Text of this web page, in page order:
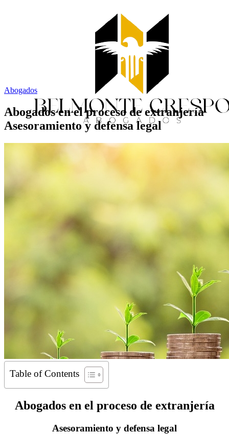
Abogados
Abogados en el proceso de extranjería
Asesoramiento y defensa legal
Table of Contents
Abogados en el proceso de extranjería
Asesoramiento y defensa legal